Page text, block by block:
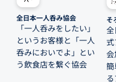
全日本一人呑み協会
「一人呑みをしたい」
というお客様と「一人
呑みにおいでよ」とい
う飲食店を繋ぐ協会
そ
る